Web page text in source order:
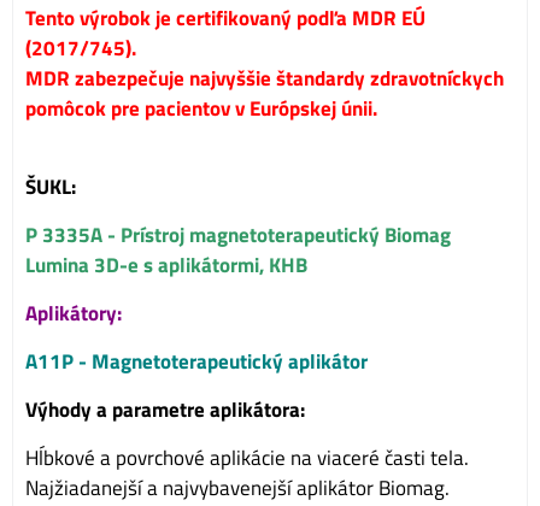
Tento výrobok je certifikovaný podľa MDR EÚ
(2017/745).
MDR zabezpečuje najvyššie štandardy zdravotníckych
pomôcok pre pacientov v Európskej únii.
ŠUKL:
P 3335A - Prístroj magnetoterapeutický Biomag
Lumina 3D-e s aplikátormi, KHB
Aplikátory:
A11P - Magnetoterapeutický aplikátor
Výhody a parametre aplikátora:
Hĺbkové a povrchové aplikácie na viaceré časti tela.
Najžiadanejší a najvybavenejší aplikátor Biomag.